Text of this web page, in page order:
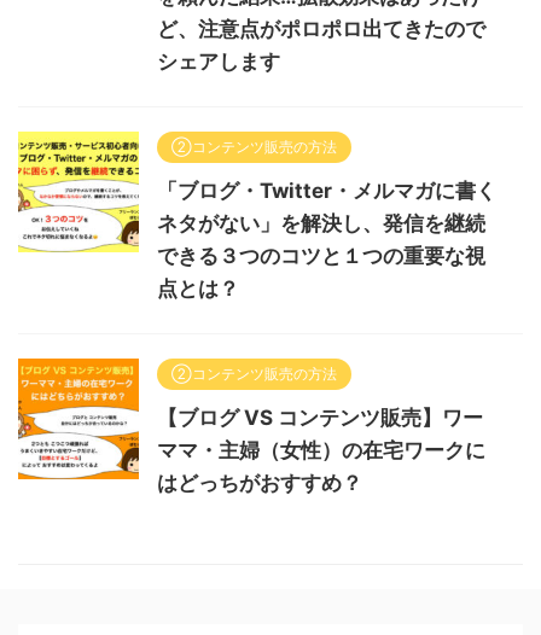
ど、注意点がポロポロ出てきたので
シェアします
②コンテンツ販売の方法
「ブログ・Twitter・メルマガに書く
ネタがない」を解決し、発信を継続
できる３つのコツと１つの重要な視
点とは？
②コンテンツ販売の方法
【ブログ VS コンテンツ販売】ワー
ママ・主婦（女性）の在宅ワークに
はどっちがおすすめ？